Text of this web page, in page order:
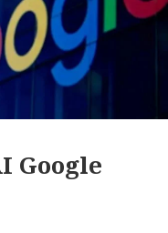
Google